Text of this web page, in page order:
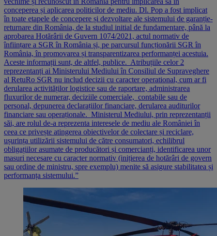
conceperea și aplicarea politicilor de mediu. Dl. Pop a fost implicat
în toate etapele de concepere și dezvoltare ale sistemului de garanție-
returnare din România, de la studiul initial de fundamentare, până la
aprobarea Hotărârii de Guvern 1074/2021, actul normativ de
înființare a SGR în România și, pe parcursul funcționării SGR în
România, în promovarea și transparentizarea performanței acestuia.
Aceste informații sunt, de altfel, publice. Atribuțiile celor 2
reprezentanți ai Ministerului Mediului în Consiliul de Supraveghere
al RetuRo SGR nu includ decizii cu caracter operational, cum ar fi
derularea activităților logistice sau de raportare, administrarea
fluxurilor de numerar, deciziile comerciale, contabile sau de
personal, depunerea declarațiilor financiare, derularea auditurilor
financiare sau operaționale. Ministerul Mediului, prin reprezentanții
săi, are rolul de-a reprezenta interesele de mediu ale României în
ceea ce privește atingerea obiectivelor de colectare și reciclare,
ușurința utilizării sistemului de către consumatori, echilibrul
obligațiilor asumate de producători și comercianți, identificarea unor
masuri necesare cu caracter normativ (inițierea de hotărâri de govern
sau ordine de ministru, spre exemplu) menite să asigure stabilitatea și
performanța sistemului.”